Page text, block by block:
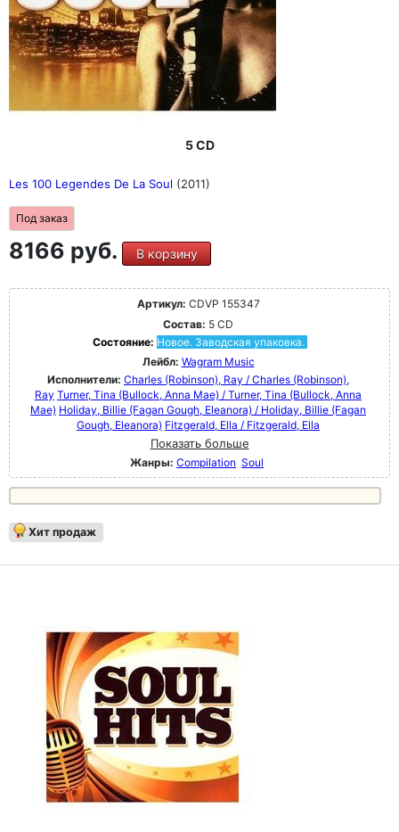
5 CD
Les 100 Legendes De La Soul (2011)
Под заказ
8166 руб. В корзину
Артикул: CDVP 155347
Состав: 5 CD
Состояние: Новое. Заводская упаковка.
Лейбл: Wagram Music
Исполнители: Charles (Robinson), Ray / Charles (Robinson),
Ray Turner, Tina (Bullock, Anna Mae) / Turner, Tina (Bullock, Anna
Mae) Holiday, Billie (Fagan Gough, Eleanora) / Holiday, Billie (Fagan
Gough, Eleanora) Fitzgerald, Ella / Fitzgerald, Ella
Показать больше
Жанры: Compilation Soul
Хит продаж